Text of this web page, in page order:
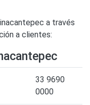
a través
a clientes:
33 9690
0000